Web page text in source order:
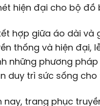
hiện đại cho bộ đồ
hợp giữa áo dài
thống và hiện đại,
những phương
duy trì sức sống cho
nay, trang phục